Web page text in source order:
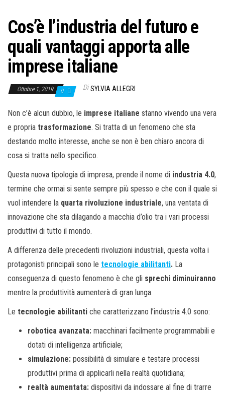
Cos’è l’industria del futuro e
quali vantaggi apporta alle
imprese italiane
Ottobre 1, 2019 0 Di SYLVIA ALLEGRI
Non c’è alcun dubbio, le imprese italiane stanno vivendo una vera
e propria trasformazione. Si tratta di un fenomeno che sta
destando molto interesse, anche se non è ben chiaro ancora di
cosa si tratta nello specifico.
Questa nuova tipologia di impresa, prende il nome di industria 4.0,
termine che ormai si sente sempre più spesso e che con il quale si
vuol intendere la quarta rivoluzione industriale, una ventata di
innovazione che sta dilagando a macchia d’olio tra i vari processi
produttivi di tutto il mondo.
A differenza delle precedenti rivoluzioni industriali, questa volta i
protagonisti principali sono le tecnologie abilitanti. La
conseguenza di questo fenomeno è che gli sprechi diminuiranno
mentre la produttività aumenterà di gran lunga.
Le tecnologie abilitanti che caratterizzano l’industria 4.0 sono:
robotica avanzata: macchinari facilmente programmabili e
dotati di intelligenza artificiale;
simulazione: possibilità di simulare e testare processi
produttivi prima di applicarli nella realtà quotidiana;
realtà aumentata: dispositivi da indossare al fine di trarre